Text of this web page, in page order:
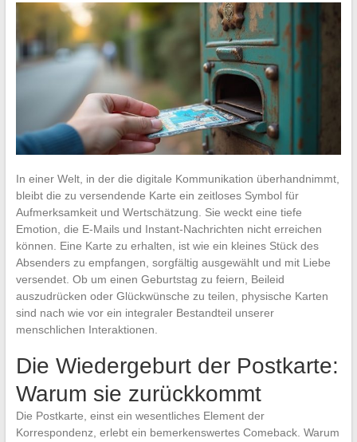
In einer Welt, in der die digitale Kommunikation überhandnimmt,
bleibt die zu versendende Karte ein zeitloses Symbol für
Aufmerksamkeit und Wertschätzung. Sie weckt eine tiefe
Emotion, die E-Mails und Instant-Nachrichten nicht erreichen
können. Eine Karte zu erhalten, ist wie ein kleines Stück des
Absenders zu empfangen, sorgfältig ausgewählt und mit Liebe
versendet. Ob um einen Geburtstag zu feiern, Beileid
auszudrücken oder Glückwünsche zu teilen, physische Karten
sind nach wie vor ein integraler Bestandteil unserer
menschlichen Interaktionen.
Die Wiedergeburt der Postkarte:
Warum sie zurückkommt
Die Postkarte, einst ein wesentliches Element der
Korrespondenz, erlebt ein bemerkenswertes Comeback. Warum